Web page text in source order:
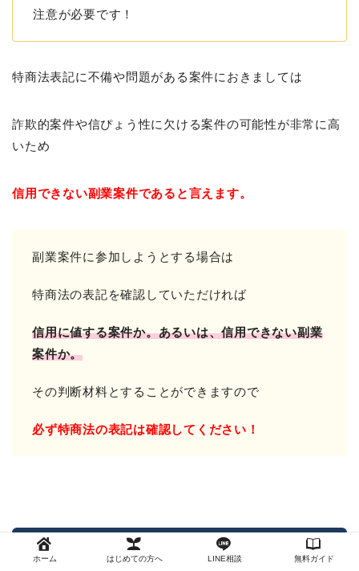
注意が必要です！
特商法表記に不備や問題がある案件におきましては
詐欺的案件や信ぴょう性に欠ける案件の可能性が非常に高
いため
信用できない副業案件であると言えます。
副業案件に参加しようとする場合は
特商法の表記を確認していただければ
信用に値する案件か。あるいは、信用できない副業
案件か。
その判断材料とすることができますので
必ず特商法の表記は確認してください！
ネルリッチの検証結果は？
ホーム はじめての方へ LINE相談 無料ガイド